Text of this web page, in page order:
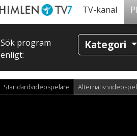
TV-kanal
Sök program
enligt:
Kategori
Standardvideospelare Alternativ